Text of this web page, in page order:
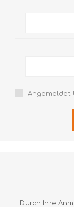
Angemeldet
Durch Ihre